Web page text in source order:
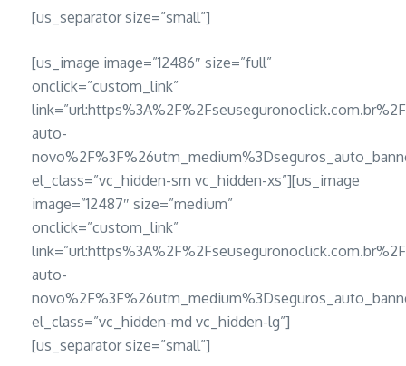
[us_separator size=”small”]
[us_image image=”12486″ size=”full”
onclick=”custom_link”
auto-
el_class=”vc_hidden-sm vc_hidden-xs”][us_image
image=”12487″ size=”medium”
onclick=”custom_link”
auto-
el_class=”vc_hidden-md vc_hidden-lg”]
[us_separator size=”small”]